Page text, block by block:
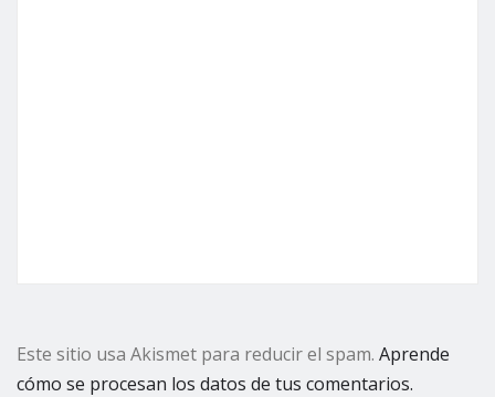
Este sitio usa Akismet para reducir el spam. Aprende
cómo se procesan los datos de tus comentarios.